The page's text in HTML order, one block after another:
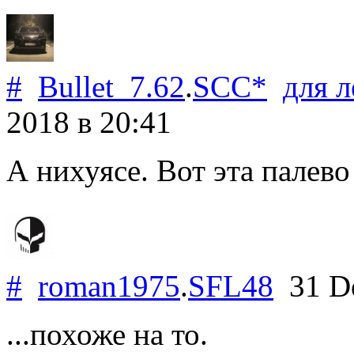
# Bullet_7.62.SCC* для
2018 в 20:41
А нихуясе. Вот эта палево
# roman1975.SFL48 31
...похоже на то.